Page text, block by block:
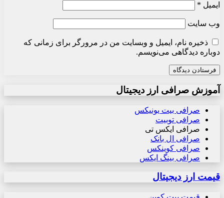
ایمیل *
وب‌ سایت
ذخیره نام، ایمیل و وبسایت من در مرورگر برای زمانی که
دوباره دیدگاهی می‌نویسم.
آموزش صرافی ارز دیجیتال
صرافی بیت یونیکس
صرافی توبیت
صرافی ایکس تی
صرافی ال بانک
صرافی کوینکس
صرافی بینگ ایکس
قیمت ارز دیجیتال